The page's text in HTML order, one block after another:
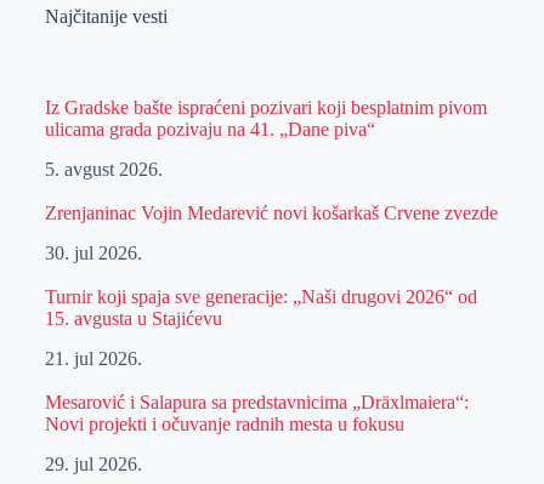
Najčitanije vesti
Iz Gradske bašte ispraćeni pozivari koji besplatnim pivom
ulicama grada pozivaju na 41. „Dane piva“
5. avgust 2026.
Zrenjaninac Vojin Medarević novi košarkaš Crvene zvezde
30. jul 2026.
Turnir koji spaja sve generacije: „Naši drugovi 2026“ od
15. avgusta u Stajićevu
21. jul 2026.
Mesarović i Salapura sa predstavnicima „Dräxlmaiera“:
Novi projekti i očuvanje radnih mesta u fokusu
29. jul 2026.